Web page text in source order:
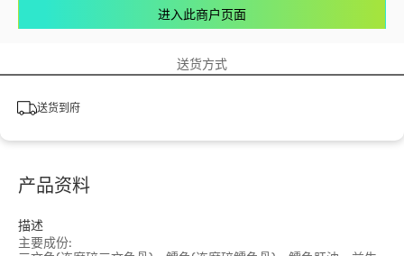
进入此商户页面
送货方式
送货到府
产品资料
描述
主要成份: